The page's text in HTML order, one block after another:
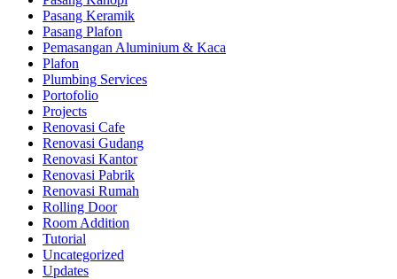
Pasang Keramik
Pasang Plafon
Pemasangan Aluminium & Kaca
Plafon
Plumbing Services
Portofolio
Projects
Renovasi Cafe
Renovasi Gudang
Renovasi Kantor
Renovasi Pabrik
Renovasi Rumah
Rolling Door
Room Addition
Tutorial
Uncategorized
Updates